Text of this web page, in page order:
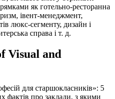
як готельно-ресторанна
івент-менеджмент,
люкс-сегменту, дизайн і
справа і т. д.
Visual and